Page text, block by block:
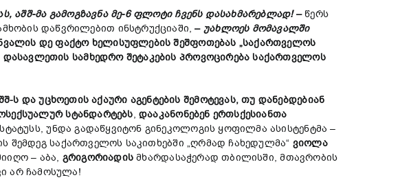
აშშ-მა გამოგზავნა მე-6 ფლოტი ჩვენს დასახმარებლად!– წერს
დაწვრილებით ინსტრუქციაში,– უახლოეს მომავალში
დე ფაქტო ხელისუფლების შეშფოთებას „საქართველოს
სამხედრო შეტაკების პროვოცირება საქართველოს
ს დაუცხოეთის აქაური აგენტების შემოტევას,თუ დანებდებიან
სტანდარტებს,დააკანონებენ ერთსქესიანთა
უნდა გადაწყვიტონ გინეკოლოგის ყოფილმა ასისტენტმა –
შემდეგ საქართველოს საკითხებში „ღრმად ჩახედულმა“ ვიოლა
– აბა, გრიგორიადის მხარდასაჭერად თბილისში, მთავრობის
არ ჩამოსულა!